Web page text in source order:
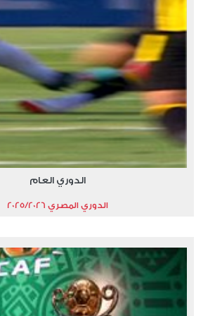
الدوري العام
الدوري المصري 2025/2026